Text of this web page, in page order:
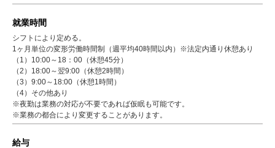
就業時間
シフトにより定める。
1ヶ月単位の変形労働時間制（週平均40時間以内）※法定内通り休憩あり
（1）10:00～18：00（休憩45分）
（2）18:00～翌9:00（休憩2時間）
（3）9:00～18:00（休憩1時間）
（4）その他あり
※夜勤は業務の対応が不要であれば仮眠も可能です。
※業務の都合により変更することがあります。
給与